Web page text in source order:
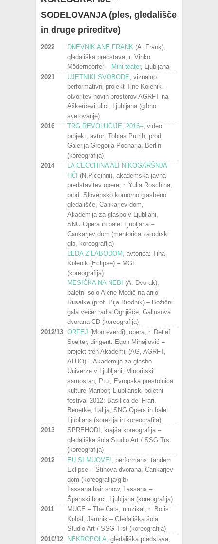
SODELOVANJA (ples, gledališče
in druge prireditve)
2022 DNEVNIK ANE FRANK (A. Frank),
gledališka predstava, r. Vinko
Möderndorfer –Mini teater, Ljubljana
2021
UJETNIKI SVOBODE , vizualno
performativni projekt Tine Kolenik –
otvoritev novih prostorov AGRFT na
Aškerčevi ulici, Ljubljana (gibno
svetovanje)
2016
TRG REVOLUCIJE, 2016–, video
projekt, avtor: Tobias Putrih, prod.
Galerija Gregorja Podnarja, Berlin
(koreografija)
2014
LA CECCHINA ALI NIKOGARŠNJA
HČI (N.Piccinni), akademska javna
predstavitev opere, r. Yulia Roschina,
prod. Slovensko komorno glasbeno
gledališče, Cankarjev dom,
Akademija za glasbo v Ljubljani,
SNG Opera in balet Ljubljana –
Cankarjev dom (mentorica za odrski
gib, koreografija)
LEDA Z LABODOM, avtorica: Tina
Kolenik (Eclipse) – MGL
(koreografija)
MESIČKA NA NEBI (A. Dvorak),
baletni solo Alene Medič na arijo
Rusalke (prof. Pija Brodnik) – Božični
gala večer radia Ognjišče, Gallusova
dvorana CD (koreografija)
2012/13 ORFEJ (Monteverdi), opera, r. Detlef
Soelter, dirigent: Egon Mihajlović –
projekt treh Akademij (AG, AGRFT,
ALUO) – Akademija za glasbo
Univerze v Ljubljani; Minoritski
samostan, Ptuj; Evropska prestolnica
kulture Maribor; Ljubljanski poletni
festival 2012; Basilica dei Frari,
Benetke, Italija; SNG Opera in balet
Ljubljana (sorežija in koreografija)
2013
SPREHODI, krajša koreografija –
gledališka šola Studio Art / SSG Trst
(koreografija)
2012
EU SI MUOVE! , performans, tandem
Eclipse – Štihova dvorana, Cankarjev
dom (koreografija/gib)
Lassana hair show, Lassana –
Španski borci, Ljubljana (koreografija)
2011
MUCE – The Cats, muzikal, r: Boris
Kobal, Jamnik – Gledališka šola
Studio Art / SSG Trst (koreografija)
2010/12 NEKROPOLA , gledališka predstava,